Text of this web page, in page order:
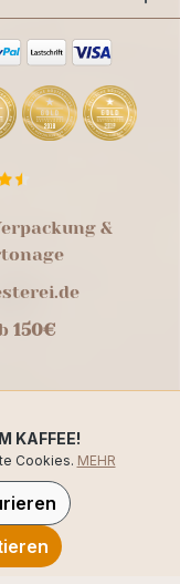
&
150€
KAFFEE!
Cookies. MEHR